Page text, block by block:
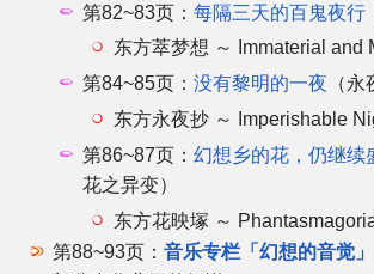
第82~83页：每隔三天的百鬼夜行
东方萃梦想 ～ Immaterial and
第84~85页：没有黎明的一夜 （永
东方永夜抄 ～ Imperishable
第86~87页：幻想乡的花，仍继续
花之异变）
东方花映塚 ～
第88~93页： 音乐专栏「幻想的音觉」